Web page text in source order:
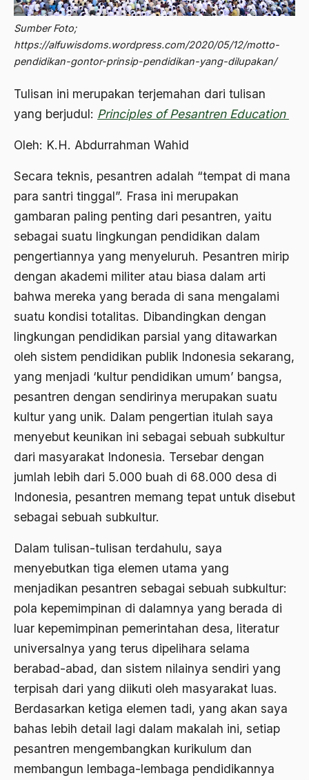
Sumber Foto;
https://alfuwisdoms.wordpress.com/2020/05/12/motto-
pendidikan-gontor-prinsip-pendidikan-yang-dilupakan/
Tulisan ini merupakan terjemahan dari tulisan
yang berjudul: Principles of Pesantren Education
Oleh: K.H. Abdurrahman Wahid
Secara teknis, pesantren adalah “tempat di mana
para santri tinggal”. Frasa ini merupakan
gambaran paling penting dari pesantren, yaitu
sebagai suatu lingkungan pendidikan dalam
pengertiannya yang menyeluruh. Pesantren mirip
dengan akademi militer atau biasa dalam arti
bahwa mereka yang berada di sana mengalami
suatu kondisi totalitas. Dibandingkan dengan
lingkungan pendidikan parsial yang ditawarkan
oleh sistem pendidikan publik Indonesia sekarang,
yang menjadi ‘kultur pendidikan umum’ bangsa,
pesantren dengan sendirinya merupakan suatu
kultur yang unik. Dalam pengertian itulah saya
menyebut keunikan ini sebagai sebuah subkultur
dari masyarakat Indonesia. Tersebar dengan
jumlah lebih dari 5.000 buah di 68.000 desa di
Indonesia, pesantren memang tepat untuk disebut
sebagai sebuah subkultur.
Dalam tulisan-tulisan terdahulu, saya
menyebutkan tiga elemen utama yang
menjadikan pesantren sebagai sebuah subkultur:
pola kepemimpinan di dalamnya yang berada di
luar kepemimpinan pemerintahan desa, literatur
universalnya yang terus dipelihara selama
berabad-abad, dan sistem nilainya sendiri yang
terpisah dari yang diikuti oleh masyarakat luas.
Berdasarkan ketiga elemen tadi, yang akan saya
bahas lebih detail lagi dalam makalah ini, setiap
pesantren mengembangkan kurikulum dan
membangun lembaga-lembaga pendidikannya
2011
2010
2005
2004
2003
2002
2000
1999
1997
1996
1995
1994
1993
1992
1991
1990
1989
1988
1987
1986
1985
1984
Abdi Masyarakat
abdul wahid hasyim
Abdullah Badawi
Abdullah Syafi'i
Aboulhasan Bani Sadr
abri
Abu AMrin Ibnu Alla'
Abu Bakar Ba’asyir
Abu Hanifah
abu jihad
Abu Sangkan
Abu Zayd
Aceh
Ad-daulah
Adagium
Adaptif Islam
Adat dan Syari'at
Adat Ngada
Adat Pra-Islam
Adat Siri
Adil dan Makmur
Adipati Unus
Adnan Buyung Nasution